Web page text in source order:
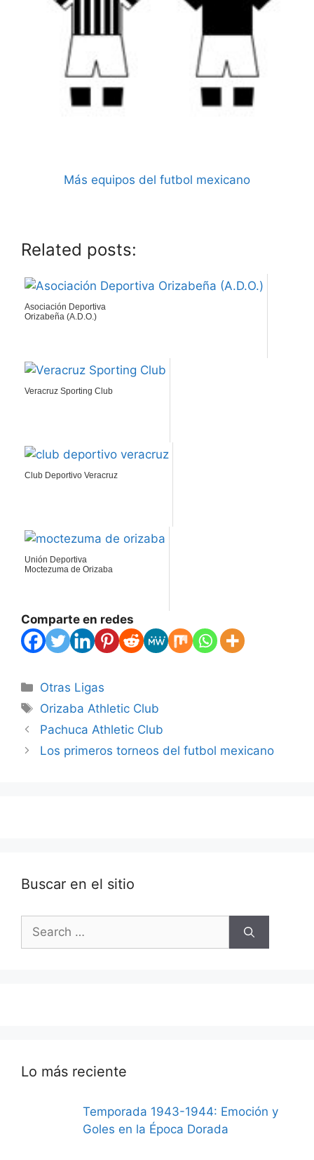
Más equipos del futbol mexicano
Related posts:
Asociación Deportiva
Orizabeña (A.D.O.)
Veracruz Sporting Club
Club Deportivo Veracruz
Unión Deportiva
Moctezuma de Orizaba
Comparte en redes
Categories
Otras Ligas
Tags
Orizaba Athletic Club
Pachuca Athletic Club
Los primeros torneos del futbol mexicano
Buscar en el sitio
Search
for:
Lo más reciente
Temporada 1943-1944: Emoción y
Goles en la Época Dorada